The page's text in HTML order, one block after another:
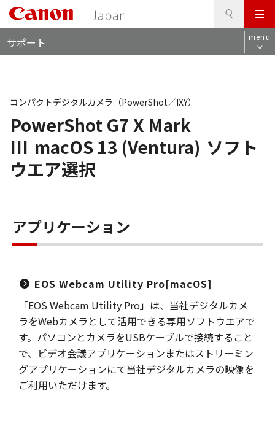
メ
ニ
ュ
サポート menu
PowerShot G7 X Mark
III macOS 13 (Ventura) ソフト
ウエア選択
コンパクトデジタルカメラ（PowerShot／IXY）
アプリケーション
EOS Webcam Utility Pro[macOS]
「EOS Webcam Utility Pro」は、当社デジタルカメ
ラをWebカメラとして活用できる専用ソフトウエアで
す。パソコンとカメラをUSBケーブルで接続すること
で、ビデオ会議アプリケーションまたはストリーミン
グアプリケーションにて当社デジタルカメラの映像を
ご利用いただけます。